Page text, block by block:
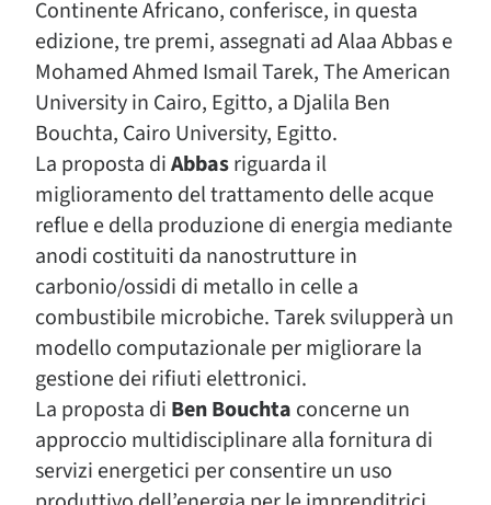
Continente Africano, conferisce, in questa
edizione, tre premi, assegnati ad Alaa Abbas e
Mohamed Ahmed Ismail Tarek, The American
University in Cairo, Egitto, a Djalila Ben
Bouchta, Cairo University, Egitto.
La proposta diAbbasriguarda il
miglioramento del trattamento delle acque
reflue e della produzione di energia mediante
anodi costituiti da nanostrutture in
carbonio/ossidi di metallo in celle a
combustibile microbiche. Tarek svilupperà un
modello computazionale per migliorare la
gestione dei rifiuti elettronici.
La proposta di Ben Bouchta concerne un
approccio multidisciplinare alla fornitura di
servizi energetici per consentire un uso